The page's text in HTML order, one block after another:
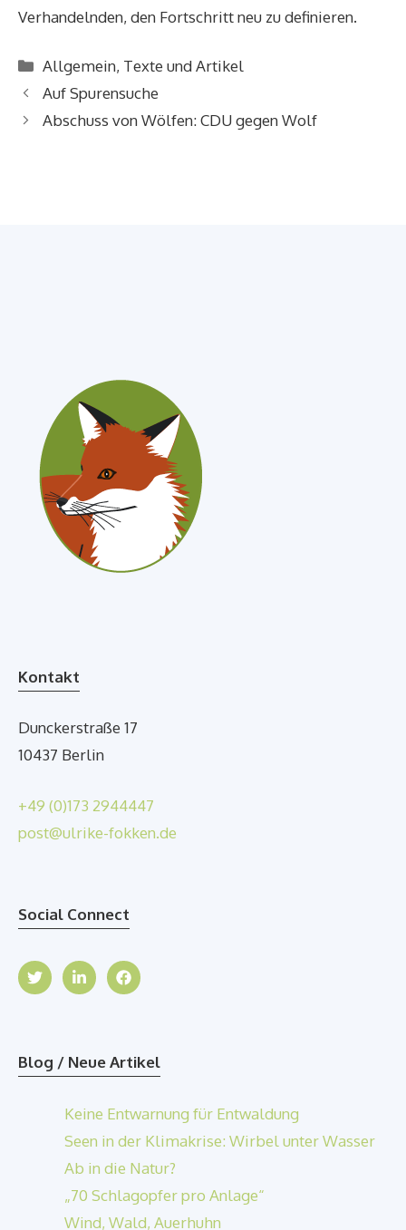
Verhandelnden, den Fortschritt neu zu definieren.
Kategorien
Allgemein, Texte und Artikel
Auf Spurensuche
Abschuss von Wölfen: CDU gegen Wolf
Kontakt
Dunckerstraße 17
10437 Berlin
+49 (0)173 2944447
post@ulrike-fokken.de
Social Connect
Blog / Neue Artikel
Keine Entwarnung für Entwaldung
Seen in der Klimakrise: Wirbel unter Wasser
Ab in die Natur?
„70 Schlagopfer pro Anlage“
Wind, Wald, Auerhuhn